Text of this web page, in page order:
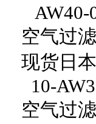
AW40-
空气过
现货日
10-
空气过